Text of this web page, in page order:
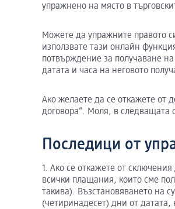
упражнено на място в
Можете да упражните правото
използвате тази онлайн
потвърждение за получаване
датата и часа на неговото
Ако желаете да се откажете от
договора“. Моля, в следващата
Последици от
1. Ако се откажете от
всички плащания, които сме
такива). Възстановяването на
(четиринадесет) дни от датата,